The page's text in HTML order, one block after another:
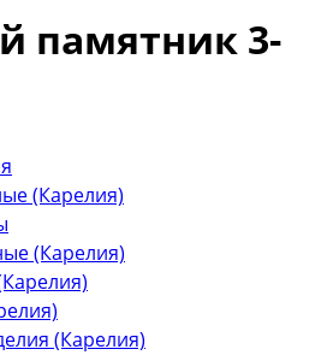
памятник 3-
(Карелия)
(Карелия)
(Карелия)